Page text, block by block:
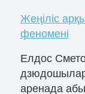
Жеңіліс
феномені
Елдос
аренада